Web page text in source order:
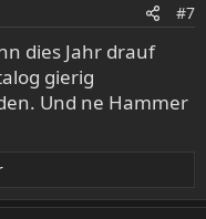
#7
dies Jahr drauf
gierig
Und ne Hammer